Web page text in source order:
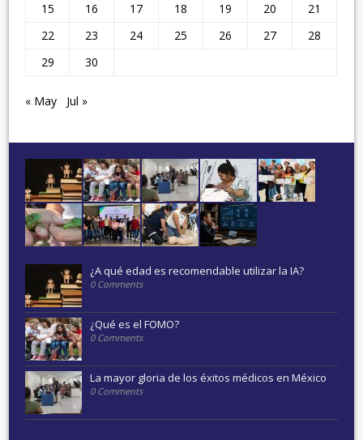
15
16 17 18 19 20
21
22
23 24 25 26 27
28
29
30
« May Jul »
¿A qué edad es recomendable utilizar la IA?
0 Comments
¿Qué es el FOMO?
0 Comments
La mayor gloria de los éxitos médicos en México
0 Comments